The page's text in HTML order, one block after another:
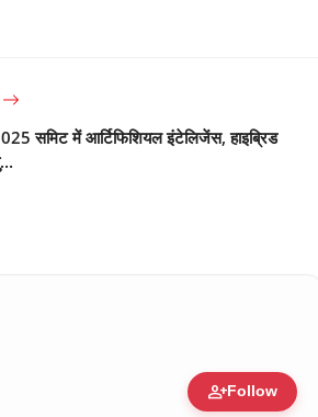
समिट में आर्टिफिशियल इंटेलिजेंस, हाइब्रिड
person_addFollow